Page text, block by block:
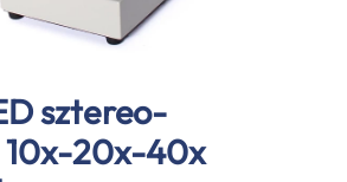
sztereo-
10x-20x-40x